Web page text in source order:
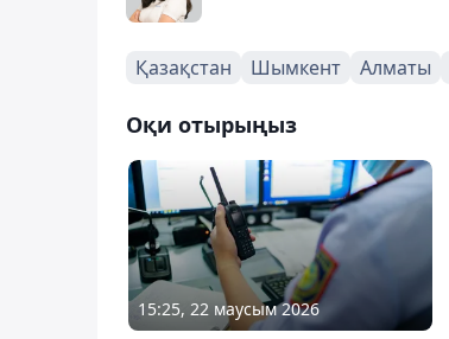
Қазақстан Шымкент Алматы
Оқи отырыңыз
15:25, 22 маусым 2026